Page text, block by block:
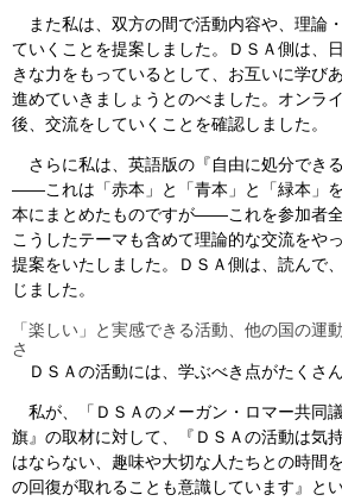
また私は、双方の間で活動内容や、理論
ていくことを提案しました。ＤＳＡ側は、
きな力をもっているとして、お互いに学び
進めていきましょうとのべました。オンラ
後、交流をしていくことを確認しました。
さらに私は、英語版の『自由に処分できる
――これは「赤本」と「青本」と「緑本」
本にまとめたものですが――これを参加者全
こうしたテーマも含めて理論的な交流をや
提案をいたしました。ＤＳＡ側は、読んで
じました。
「楽しい」と実感できる活動、他の国の運
さ
ＤＳＡの活動には、学ぶべき点がたくさん
私が、「ＤＳＡのメーガン・ロマー共同
旗』の取材に対して、『ＤＳＡの活動は気
はならない、趣味や大切な人たちとの時間
の回復が取れることも意識しています』と